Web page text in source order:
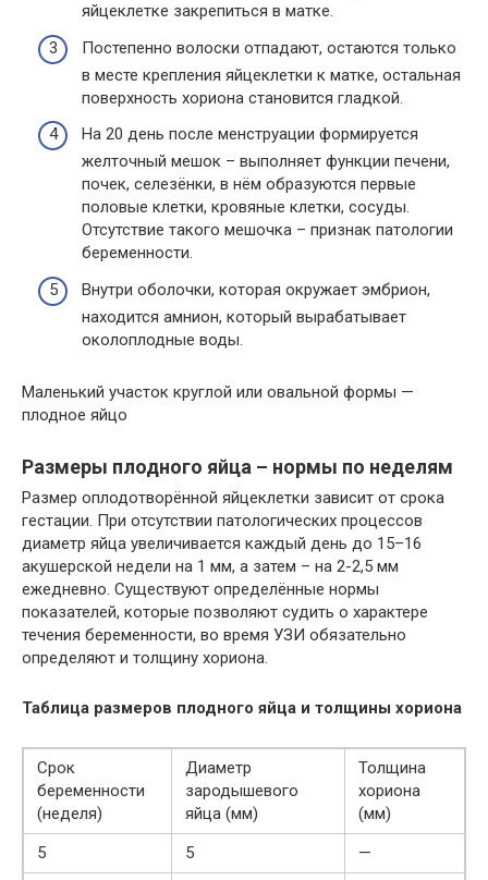
яйцеклетке закрепиться в матке.
Постепенно волоски отпадают, остаются только
в месте крепления яйцеклетки к матке, остальная
поверхность хориона становится гладкой.
На 20 день после менструации формируется
желточный мешок – выполняет функции печени,
почек, селезёнки, в нём образуются первые
половые клетки, кровяные клетки, сосуды.
Отсутствие такого мешочка – признак патологии
беременности.
Внутри оболочки, которая окружает эмбрион,
находится амнион, который вырабатывает
околоплодные воды.
Маленький участок круглой или овальной формы —
плодное яйцо
Размеры плодного яйца – нормы по неделям
Размер оплодотворённой яйцеклетки зависит от срока
гестации. При отсутствии патологических процессов
диаметр яйца увеличивается каждый день до 15–16
акушерской недели на 1 мм, а затем – на 2-2,5 мм
ежедневно. Существуют определённые нормы
показателей, которые позволяют судить о характере
течения беременности, во время УЗИ обязательно
определяют и толщину хориона.
Таблица размеров плодного яйца и толщины хориона
Срок
беременности
(неделя)
Диаметр
зародышевого
яйца (мм)
Толщина
хориона
(мм)
5
5
—